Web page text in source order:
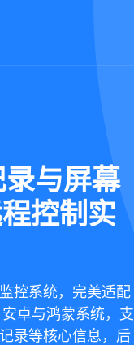
与屏幕
控制实
控系统，完美适配
卓与鸿蒙系统，支
录等核心信息，后